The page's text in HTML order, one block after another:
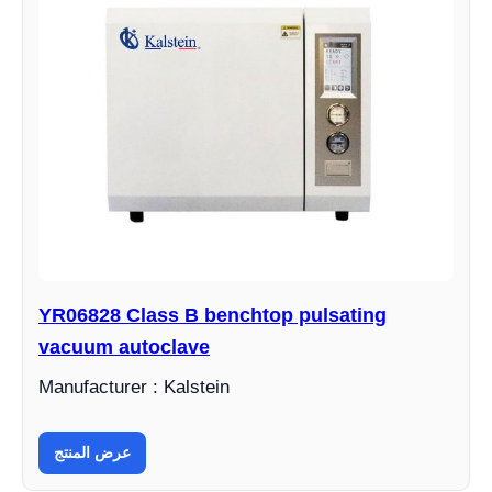
YR06828 Class B benchtop pulsating
vacuum autoclave
Manufacturer : Kalstein
عرض المنتج